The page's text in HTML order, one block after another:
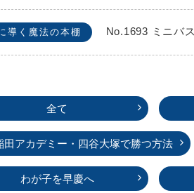
導く魔法の本棚 No.1693 ミニバ
全て
田アカデミー・ 四谷大塚で勝つ方法
わが子を早慶へ